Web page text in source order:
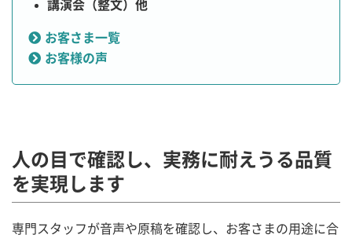
講演会（整文）他
お客さま一覧
お客様の声
人の目で確認し、実務に耐えうる品質
を実現します
専門スタッフが音声や原稿を確認し、お客さまの用途に合